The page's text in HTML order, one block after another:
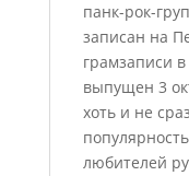
панк-рок-
записан на
грамзаписи в
выпущен 3
хоть и не
любителей